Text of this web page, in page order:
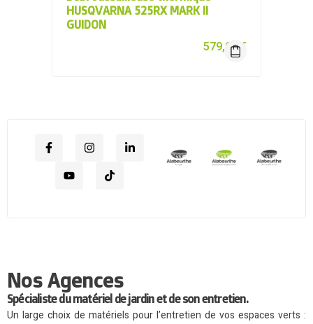
HUSQVARNA 525RX MARK II
GUIDON
579,00€
Nos Agences
Spécialiste du matériel de jardin et de son entretien.
Un large choix de matériels pour l’entretien de vos espaces verts :